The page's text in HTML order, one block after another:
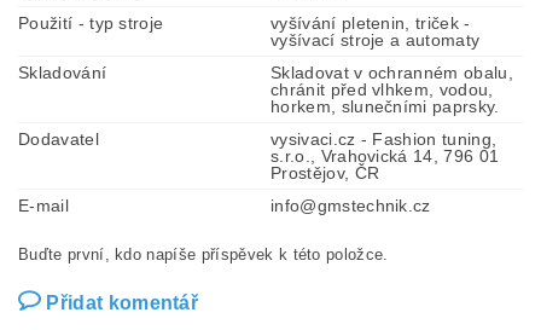
Použití - typ stroje
vyšívání pletenin, triček -
vyšívací stroje a automaty
Skladování
Skladovat v ochranném obalu,
chránit před vlhkem, vodou,
horkem, slunečními paprsky.
Dodavatel
vysivaci.cz - Fashion tuning,
s.r.o., Vrahovická 14, 796 01
Prostějov, ČR
E-mail
info@gmstechnik.cz
Buďte první, kdo napíše příspěvek k této položce.
Přidat komentář